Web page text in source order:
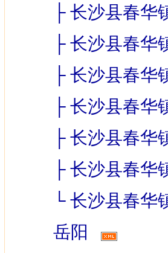
├ 长沙县春华
├ 长沙县春华
├ 长沙县春华
├ 长沙县春华
├ 长沙县春华
├ 长沙县春华
└ 长沙县春华
岳阳